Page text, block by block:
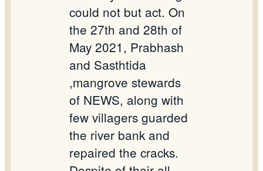
could not but act. On
the 27th and 28th of
May 2021, Prabhash
and Sasthtida
,mangrove stewards
of NEWS, along with
few villagers guarded
the river bank and
repaired the cracks.